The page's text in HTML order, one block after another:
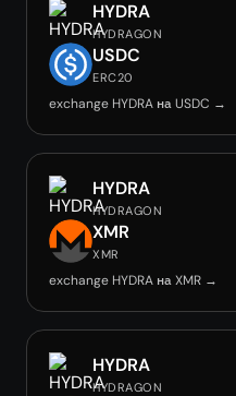
HYDRA
HYDRAGON
USDC
ERC20
exchange HYDRA на USDC →
HYDRA
HYDRAGON
XMR
XMR
exchange HYDRA на XMR →
HYDRA
HYDRAGON